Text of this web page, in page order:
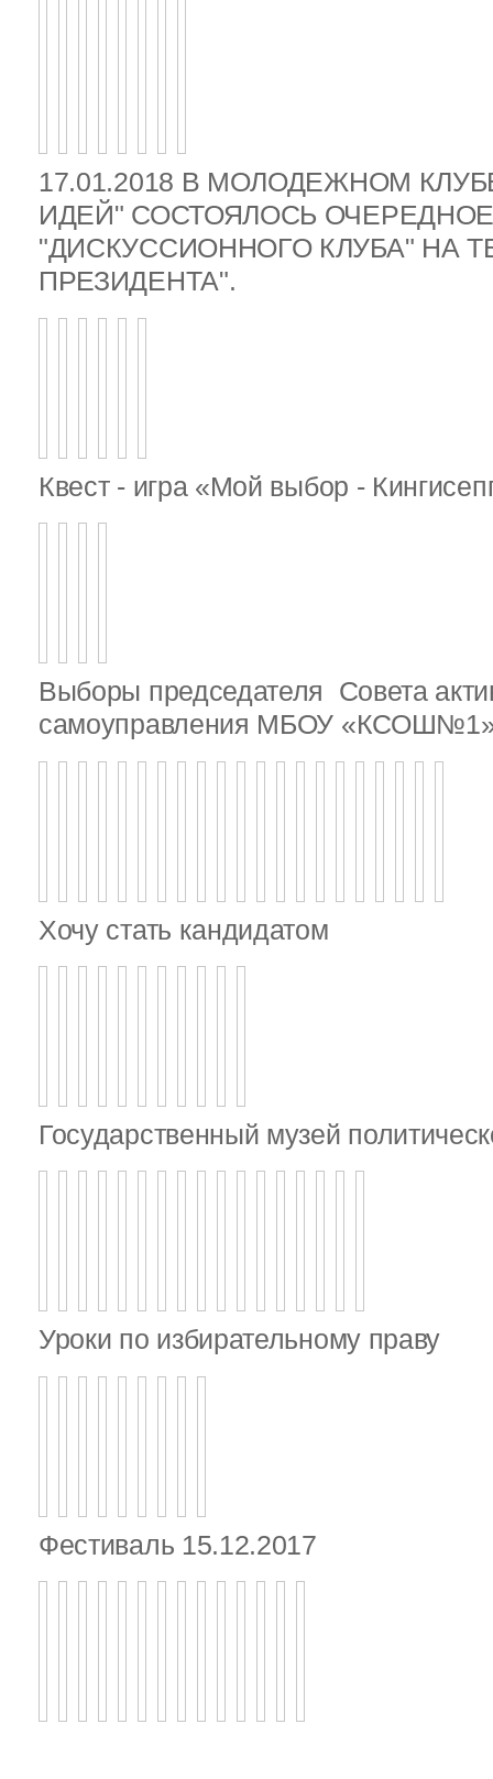
17.01.2018 В МОЛОДЕЖНОМ
ИДЕЙ" СОСТОЯЛОСЬ
"ДИСКУССИОННОГО КЛУБА" НА
ПРЕЗИДЕНТА".
Квест - игра «Мой выбор -
Выборы председателя Совета
самоуправления МБОУ
Хочу стать кандидатом
Государственный музей
Уроки по избирательному праву
Фестиваль 15.12.2017